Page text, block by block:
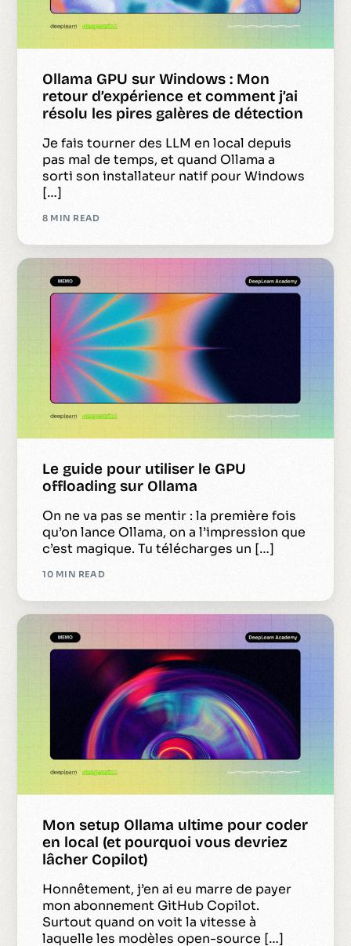
Ollama GPU sur Windows : Mon
retour d’expérience et comment j’ai
résolu les pires galères de détection
Je fais tourner des LLM en local depuis
pas mal de temps, et quand Ollama a
sorti son installateur natif pour Windows
[…]
8 MIN READ
Le guide pour utiliser le GPU
offloading sur Ollama
On ne va pas se mentir : la première fois
qu’on lance Ollama, on a l’impression que
c’est magique. Tu télécharges un […]
10 MIN READ
Mon setup Ollama ultime pour coder
en local (et pourquoi vous devriez
lâcher Copilot)
Honnêtement, j’en ai eu marre de payer
mon abonnement GitHub Copilot.
Surtout quand on voit la vitesse à
laquelle les modèles open-source […]